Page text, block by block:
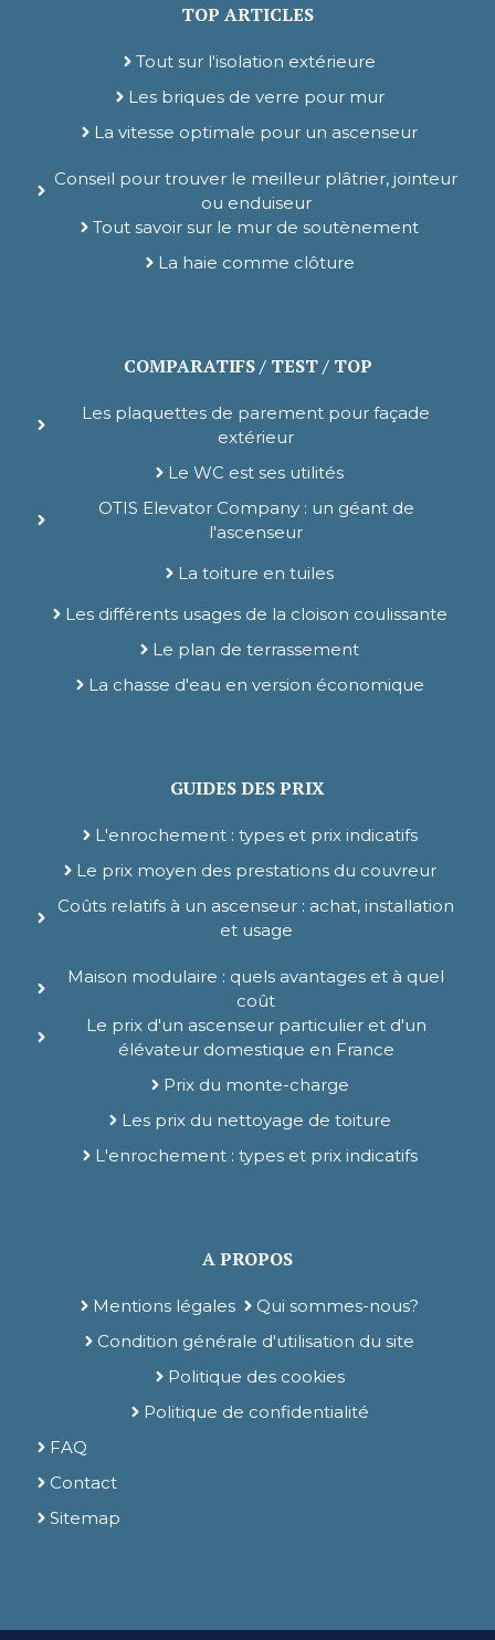
TOP ARTICLES
Tout sur l'isolation extérieure
Les briques de verre pour mur
La vitesse optimale pour un ascenseur
Conseil pour trouver le meilleur plâtrier, jointeur
ou enduiseur
Tout savoir sur le mur de soutènement
La haie comme clôture
COMPARATIFS / TEST / TOP
Les plaquettes de parement pour façade
extérieur
Le WC est ses utilités
OTIS Elevator Company : un géant de
l'ascenseur
La toiture en tuiles
Les différents usages de la cloison coulissante
Le plan de terrassement
La chasse d'eau en version économique
GUIDES DES PRIX
L'enrochement : types et prix indicatifs
Le prix moyen des prestations du couvreur
Coûts relatifs à un ascenseur : achat, installation
et usage
Maison modulaire : quels avantages et à quel
coût
Le prix d'un ascenseur particulier et d'un
élévateur domestique en France
Prix du monte-charge
Les prix du nettoyage de toiture
L'enrochement : types et prix indicatifs
A PROPOS
Mentions légales
Qui sommes-nous?
Condition générale d'utilisation du site
Politique des cookies
Politique de confidentialité
FAQ
Contact
Sitemap